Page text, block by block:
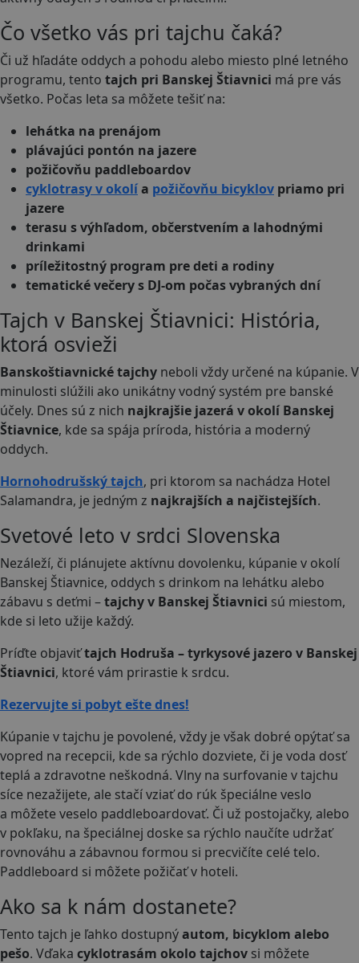
Čo všetko vás pri tajchu čaká?
Či už hľadáte oddych a pohodu alebo miesto plné letného
programu, tento tajch pri Banskej Štiavnici má pre vás
všetko. Počas leta sa môžete tešiť na:
lehátka na prenájom
plávajúci pontón na jazere
požičovňu paddleboardov
cyklotrasy v okolía požičovňu bicyklov priamo pri
jazere
terasu s výhľadom, občerstvením a lahodnými
drinkami
príležitostný program pre deti a rodiny
tematické večery s DJ-om počas vybraných dní
Tajch v Banskej Štiavnici: História,
ktorá osvieži
Banskoštiavnické tajchy neboli vždy určené na kúpanie. V
minulosti slúžili ako unikátny vodný systém pre banské
účely. Dnes sú z nich najkrajšie jazerá v okolí Banskej
Štiavnice, kde sa spája príroda, história a moderný
oddych.
Hornohodrušský tajch, pri ktorom sa nachádza Hotel
Salamandra, je jedným z najkrajších a najčistejších.
Svetové leto v srdci Slovenska
Nezáleží, či plánujete aktívnu dovolenku, kúpanie v okolí
Banskej Štiavnice, oddych s drinkom na lehátku alebo
zábavu s deťmi –tajchy v Banskej Štiavnici sú miestom,
kde si leto užije každý.
Príďte objaviťtajch Hodruša – tyrkysové jazero v Banskej
Štiavnici, ktoré vám prirastie k srdcu.
Rezervujte si pobyt ešte dnes!
Kúpanie v tajchu je povolené, vždy je však dobré opýtať sa
vopred na recepcii, kde sa rýchlo dozviete, či je voda dosť
teplá a zdravotne neškodná. Vlny na surfovanie v tajchu
síce nezažijete, ale stačí vziať do rúk špeciálne veslo
a môžete veselo paddleboardovať. Či už postojačky, alebo
v pokľaku, na špeciálnej doske sa rýchlo naučíte udržať
rovnováhu a zábavnou formou si precvičíte celé telo.
Paddleboard si môžete požičať v hoteli.
Ako sa k nám dostanete?
Tento tajch je ľahko dostupnýautom, bicyklom alebo
pešo. Vďaka cyklotrasám okolo tajchov si môžete